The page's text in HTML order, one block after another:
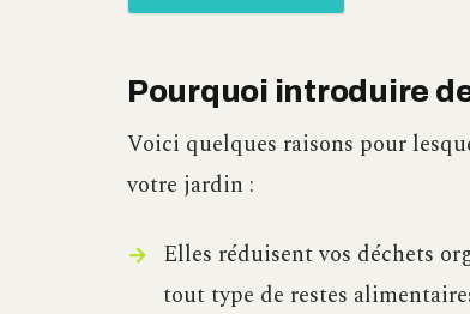
Pourquoi introduire
Voici quelques raisons pour
votre jardin :
Elles réduisent vos déchets
tout type de restes